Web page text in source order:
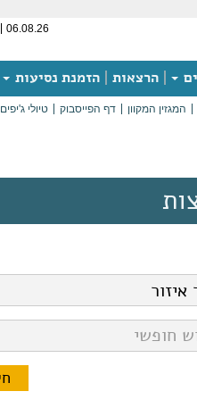
06.08.26
הרצאות הזמנת נסיעות
המגזין המקוון דף הפייסבוק טיולי ג'יפים